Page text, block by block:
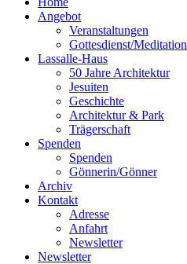
Angebot
Veranstaltungen
Gottesdienst/Meditation
Lassalle-Haus
50 Jahre Architektur
Jesuiten
Geschichte
Architektur & Park
Trägerschaft
Spenden
Spenden
Gönnerin/Gönner
Archiv
Kontakt
Adresse
Anfahrt
Newsletter
Newsletter